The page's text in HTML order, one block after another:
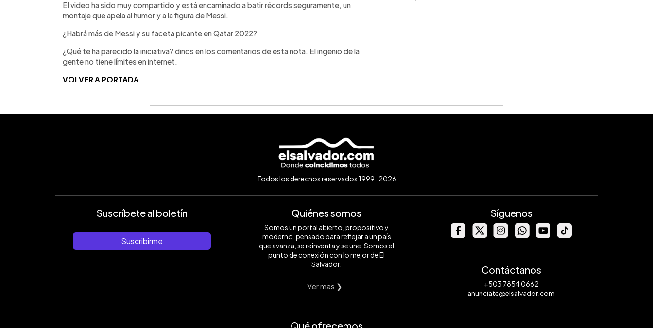
El video ha sido muy compartido y está encaminado a batir récords seguramente, un
montaje que apela al humor y a la figura de Messi.
¿Habrá más de Messi y su faceta picante en Qatar 2022?
¿Qué te ha parecido la iniciativa? dinos en los comentarios de esta nota. El ingenio de la
gente no tiene límites en internet.
VOLVER A PORTADA
Todos los derechos reservados 1999-2026
Suscríbete al boletín
Suscribirme
Quiénes somos
Somos un portal abierto, propositivo y
moderno, pensado para reflejar a un país
que avanza, se reinventa y se une. Somos el
punto de conexión con lo mejor de El
Salvador.
Ver mas ❯
Qué ofrecemos
Síguenos
Contáctanos
+503 7854 0662
anunciate@elsalvador.com